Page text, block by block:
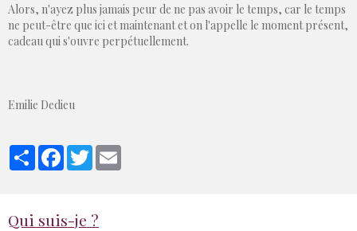
Alors, n'ayez plus jamais peur de ne pas avoir le temps, car le temps
ne peut-être que ici et maintenant et on l'appelle le moment présent,
cadeau qui s'ouvre perpétuellement.
Emilie Dedieu
PartagerFacebook
Twitter
Qui suis-je ?